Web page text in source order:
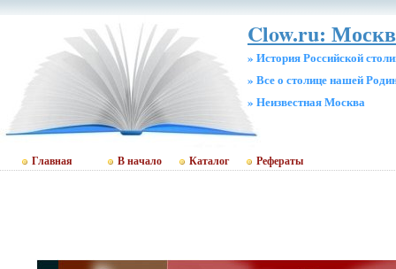
Clow.ru:
» История Российской
» Все о столице нашей
» Неизвестная Москва
Главная В начало Каталог Рефераты